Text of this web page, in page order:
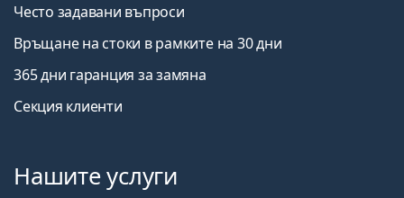
Често задавани въпроси
Връщане на стоки в рамките на 30 дни
365 дни гаранция за замяна
Секция клиенти
Нашите услуги